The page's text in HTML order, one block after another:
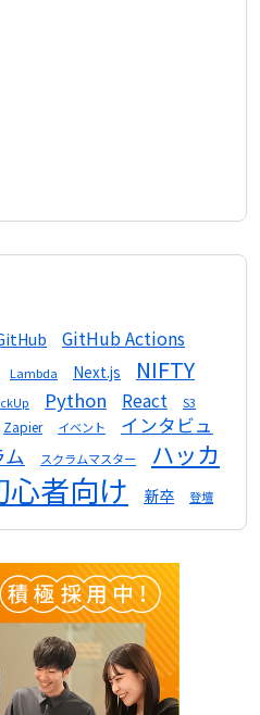
GitHub Actions
Lambda Next.js
NIFTY
Python React S3
Zapier イベント
インタビュ
ム スクラムマスター
ハッカ
心者向け 新卒 登壇